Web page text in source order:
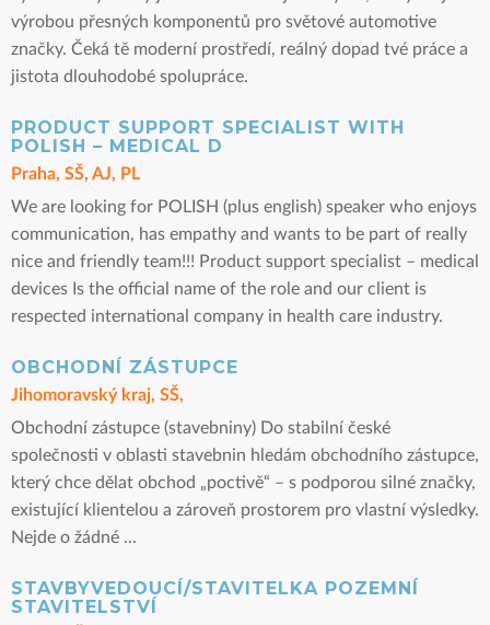
výrobou přesných komponentů pro světové automotive
značky. Čeká tě moderní prostředí, reálný dopad tvé práce a
jistota dlouhodobé spolupráce.
PRODUCT SUPPORT SPECIALIST WITH
POLISH – MEDICAL D
Praha, SŠ, AJ, PL
We are looking for POLISH (plus english) speaker who enjoys
communication, has empathy and wants to be part of really
nice and friendly team!!! Product support specialist – medical
devices Is the official name of the role and our client is
respected international company in health care industry.
OBCHODNÍ ZÁSTUPCE
Jihomoravský kraj, SŠ,
Obchodní zástupce (stavebniny) Do stabilní české
společnosti v oblasti stavebnin hledám obchodního zástupce,
který chce dělat obchod „poctivě“ – s podporou silné značky,
existující klientelou a zároveň prostorem pro vlastní výsledky.
Nejde o žádné ...
STAVBYVEDOUCÍ/STAVITELKA POZEMNÍ
STAVITELSTVÍ